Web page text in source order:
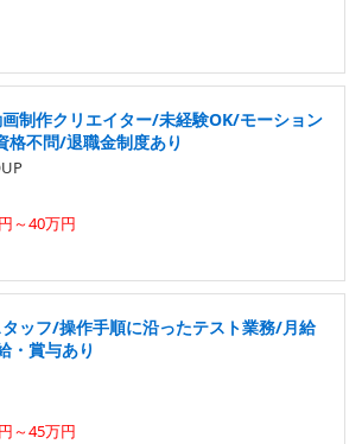
制作クリエイター/未経験OK/モーション
格不問/退職金制度あり
～40万円
ッフ/操作手順に沿ったテスト業務/月給
・賞与あり
～45万円